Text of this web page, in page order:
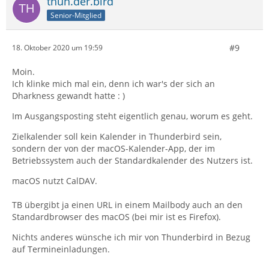
Senior-Mitglied
18. Oktober 2020 um 19:59 #9
Moin.
Ich klinke mich mal ein, denn ich war's der sich an
Dharkness gewandt hatte : )
Im Ausgangsposting steht eigentlich genau, worum es geht.
Zielkalender soll kein Kalender in Thunderbird sein,
sondern der von der macOS-Kalender-App, der im
Betriebssystem auch der Standardkalender des Nutzers ist.
macOS nutzt CalDAV.
TB übergibt ja einen URL in einem Mailbody auch an den
Standardbrowser des macOS (bei mir ist es Firefox).
Nichts anderes wünsche ich mir von Thunderbird in Bezug
auf Termineinladungen.